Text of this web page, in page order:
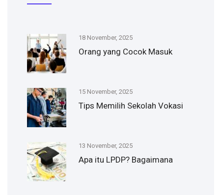
18 November, 2025
Orang yang Cocok Masuk
15 November, 2025
Tips Memilih Sekolah Vokasi
13 November, 2025
Apa itu LPDP? Bagaimana